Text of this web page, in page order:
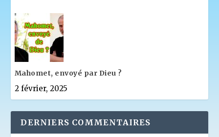
Mahomet, envoyé par Dieu ?
2 février, 2025
DERNIERS COMMENTAIRES